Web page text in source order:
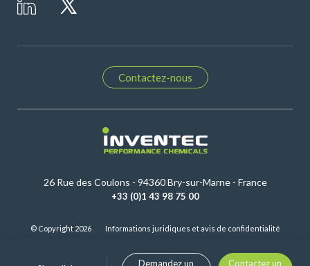
Demandez un Contactez un
Contactez-nous
26 Rue des Coulons - 94360 Bry-sur-Marne - France
+33 (0)1 43 98 75 00
© Copyright 2026 Informations juridiques et avis de confidentialité